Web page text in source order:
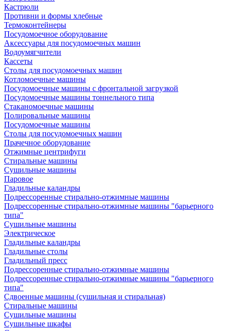
Кастрюли
Противни и формы хлебные
Термоконтейнеры
Посудомоечное оборудование
Аксессуары для посудомоечных машин
Водоумягчители
Кассеты
Столы для посудомоечных машин
Котломоечные машины
Посудомоечные машины с фронтальной загрузкой
Посудомоечные машины тоннельного типа
Стаканомоечные машины
Полировальные машины
Посудомоечные машины
Столы для посудомоечных машин
Прачечное оборудование
Отжимные центрифуги
Стиральные машины
Сушильные машины
Паровое
Гладильные каландры
Подрессоренные стирально-отжимные машины
Подрессоренные стирально-отжимные машины "барьерного
типа"
Сушильные машины
Электрическое
Гладильные каландры
Гладильные столы
Гладильный пресс
Подрессоренные стирально-отжимные машины
Подрессоренные стирально-отжимные машины "барьерного
типа"
Сдвоенные машины (сушильная и стиральная)
Стиральные машины
Сушильные машины
Сушильные шкафы